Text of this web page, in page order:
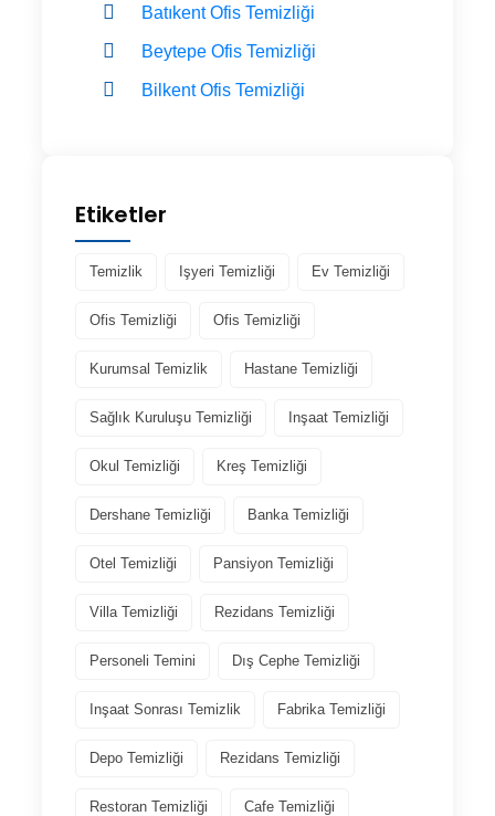
Batıkent Ofis Temizliği
Beytepe Ofis Temizliği
Bilkent Ofis Temizliği
Etiketler
Temizlik Işyeri Temizliği Ev Temizliği
Ofis Temizliği Ofis Temizliği
Kurumsal Temizlik Hastane Temizliği
Sağlık Kuruluşu Temizliği Inşaat Temizliği
Okul Temizliği Kreş Temizliği
Dershane Temizliği Banka Temizliği
Otel Temizliği Pansiyon Temizliği
Villa Temizliği Rezidans Temizliği
Personeli Temini Dış Cephe Temizliği
Inşaat Sonrası Temizlik Fabrika Temizliği
Depo Temizliği Rezidans Temizliği
Restoran Temizliği Cafe Temizliği